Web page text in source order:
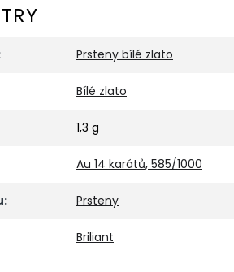
Prsteny bílé zlato
Bílé zlato
1,3 g
Au 14 karátů, 585/1000
: Prsteny
Briliant